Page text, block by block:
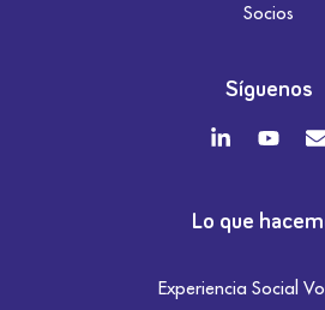
Socios
Síguenos
Lo que
Experiencia Social